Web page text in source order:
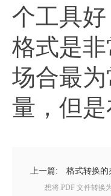
个工具
格式是
场合最
量，但
上一篇: 格式转换的
想将 PDF 文件转换为